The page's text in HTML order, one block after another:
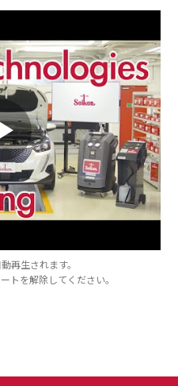
再生されます。
トを解除してください。